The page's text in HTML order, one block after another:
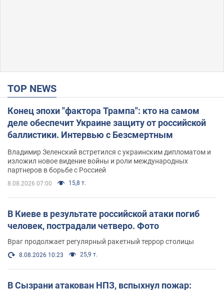
TOP NEWS
Конец эпохи "фактора Трампа": кто на самом
деле обеспечит Украине защиту от российской
баллистики. Интервью с Безсмертным
Владимир Зеленский встретился с украинским дипломатом и
изложил новое видение войны и роли международных
партнеров в борьбе с Россией
8.08.2026 07:00 15,8 т.
В Киеве в результате российской атаки погиб
человек, пострадали четверо. Фото
Враг продолжает регулярный ракетный террор столицы
8.08.2026 10:23 25,9 т.
В Сызрани атакован НПЗ, вспыхнул пожар: